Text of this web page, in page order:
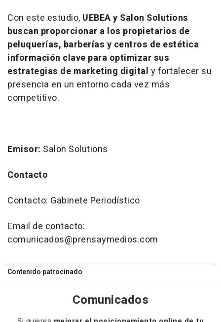
Con este estudio, UEBEA y Salon Solutions
buscan proporcionar a los propietarios de
peluquerías, barberías y centros de estética
información clave para optimizar sus
estrategias de marketing digital y fortalecer su
presencia en un entorno cada vez más
competitivo.
Emisor: Salon Solutions
Contacto
Contacto: Gabinete Periodístico
Email de contacto:
comunicados@prensaymedios.com
Contenido patrocinado
Comunicados